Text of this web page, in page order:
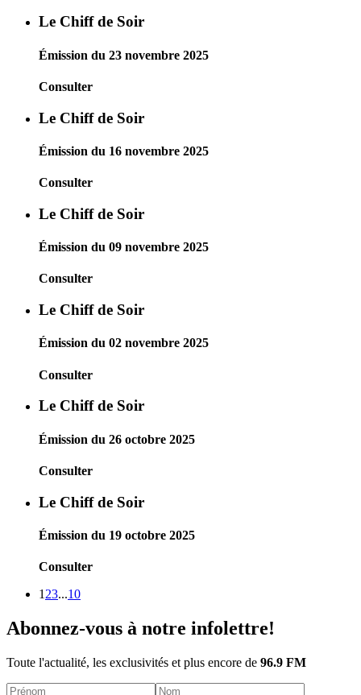
Le Chiff de Soir
Émission du 23 novembre 2025
Consulter
Le Chiff de Soir
Émission du 16 novembre 2025
Consulter
Le Chiff de Soir
Émission du 09 novembre 2025
Consulter
Le Chiff de Soir
Émission du 02 novembre 2025
Consulter
Le Chiff de Soir
Émission du 26 octobre 2025
Consulter
Le Chiff de Soir
Émission du 19 octobre 2025
Consulter
1 23...10
Abonnez-vous à notre infolettre!
Toute l'actualité, les exclusivités et plus encore de 96.9 FM